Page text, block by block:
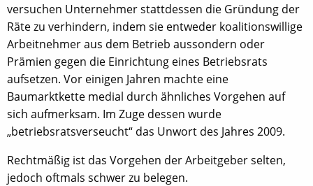
versuchen Unternehmer stattdessen die Gründung der
Räte zu verhindern, indem sie entweder koalitionswillige
Arbeitnehmer aus dem Betrieb aussondern oder
Prämien gegen die Einrichtung eines Betriebsrats
aufsetzen. Vor einigen Jahren machte eine
Baumarktkette medial durch ähnliches Vorgehen auf
sich aufmerksam. Im Zuge dessen wurde
„betriebsratsverseucht“ das Unwort des Jahres 2009.
Rechtmäßig ist das Vorgehen der Arbeitgeber selten,
jedoch oftmals schwer zu belegen.